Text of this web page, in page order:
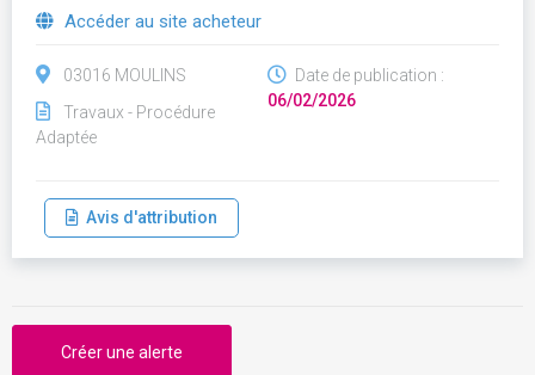
Accéder au site acheteur
03016 MOULINS
Travaux - Procédure
Adaptée
Date de publication :
06/02/2026
Avis d'attribution
Créer une alerte